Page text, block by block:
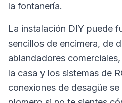
la fontanería.
La instalación DIY puede
sencillos de encimera, de
ablandadores
la casa y los sistemas de
conexiones de desagüe